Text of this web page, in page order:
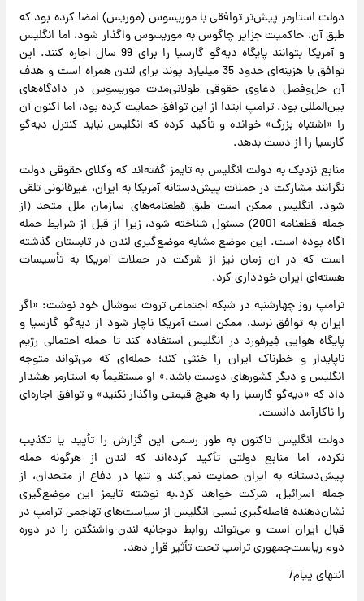
دولت استارمر پیش‌تر توافقی با موریسوس (موریس) امضا کرده بود که
طبق آن، حاکمیت جزایر چاگوس به موریسوس واگذار شود، اما انگلیس
و آمریکا بتوانند پایگاه دیه‌گو گارسیا را برای 99 سال اجاره کنند. این
توافق با هزینه‌ای حدود 35 میلیارد پوند برای لندن همراه است و هدف
آن حل‌وفصل دعاوی حقوقی طولانی‌مدت موریسوس در دادگاه‌های
بین‌المللی بود. ترامپ ابتدا از این توافق حمایت کرده بود، اما اکنون آن
را «اشتباه بزرگ» خوانده و تأکید کرده که انگلیس نباید کنترل دیه‌گو
گارسیا را از دست بدهد.
منابع نزدیک به دولت انگلیس به تایمز گفته‌اند که وکلای حقوقی دولت
نگرانند مشارکت در حملات پیش‌دستانه آمریکا به ایران، غیرقانونی تلقی
شود. انگلیس ممکن است طبق قطعنامه‌های سازمان ملل متحد (از
جمله قطعنامه 2001) مسئول شناخته شود، زیرا از قبل از شرایط حمله
آگاه بوده است. این موضع مشابه موضع‌گیری لندن در تابستان گذشته
است که در آن زمان نیز از شرکت در حملات آمریکا به تأسیسات
هسته‌ای ایران خودداری کرد.
ترامپ روز چهارشنبه در شبکه اجتماعی تروث سوشال خود نوشت: «اگر
ایران به توافق نرسد، ممکن است آمریکا ناچار شود از دیه‌گو گارسیا و
پایگاه هوایی فِیرفورد در انگلیس استفاده کند تا حمله احتمالی رژیم
ناپایدار و خطرناک ایران را خنثی کند؛ حمله‌ای که می‌تواند متوجه
انگلیس و دیگر کشورهای دوست باشد.» او مستقیماً به استارمر هشدار
داد که «دیه‌گو گارسیا را به هیچ قیمتی واگذار نکنید» و توافق اجاره‌ای
را ناکارآمد دانست.
دولت انگلیس تاکنون به طور رسمی این گزارش را تأیید یا تکذیب
نکرده، اما منابع دولتی تأکید کرده‌اند که لندن از هرگونه حمله
پیش‌دستانه به ایران حمایت نمی‌کند و تنها در دفاع از متحدان، از
جمله اسرائیل، شرکت خواهد کرد.به نوشته تایمز این موضع‌گیری
نشان‌دهنده فاصله‌گیری نسبی انگلیس از سیاست‌های تهاجمی ترامپ در
قبال ایران است و می‌تواند روابط دوجانبه لندن-واشنگتن را در دوره
دوم ریاست‌جمهوری ترامپ تحت تأثیر قرار دهد.
انتهای پیام/